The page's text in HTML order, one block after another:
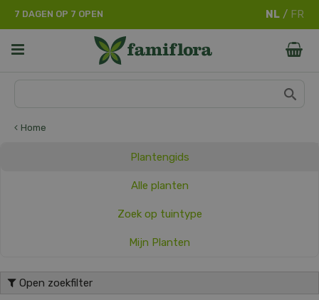
Home
7 DAGEN OP 7 OPEN
Plantengids
Alle planten
Zoek op tuintype
Mijn Planten
Open zoekfilter